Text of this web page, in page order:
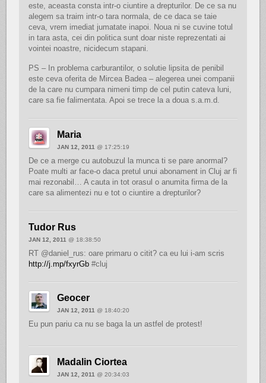
este, aceasta consta intr-o ciuntire a drepturilor. De ce sa nu
alegem sa traim intr-o tara normala, de ce daca se taie
ceva, vrem imediat jumatate inapoi. Noua ni se cuvine totul
in tara asta, cei din politica sunt doar niste reprezentati ai
vointei noastre, nicidecum stapani.
PS – In problema carburantilor, o solutie lipsita de penibil
este ceva oferita de Mircea Badea – alegerea unei companii
de la care nu cumpara nimeni timp de cel putin cateva luni,
care sa fie falimentata. Apoi se trece la a doua s.a.m.d.
Maria
JAN 12, 2011 @ 17:25:19
De ce a merge cu autobuzul la munca ti se pare anormal?
Poate multi ar face-o daca pretul unui abonament in Cluj ar fi
mai rezonabil… A cauta in tot orasul o anumita firma de la
care sa alimentezi nu e tot o ciuntire a drepturilor?
Tudor Rus
JAN 12, 2011 @ 18:38:50
RT @daniel_rus: oare primaru o citit? ca eu lui i-am scris
http://j.mp/fxyrGb#cluj
Geocer
JAN 12, 2011 @ 18:40:20
Eu pun pariu ca nu se baga la un astfel de protest!
Madalin Ciortea
JAN 12, 2011 @ 20:34:03